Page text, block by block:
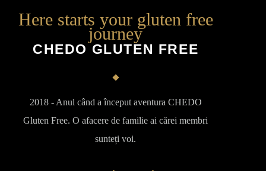
Here starts your gluten free
journey
CHEDO GLUTEN FREE
2018 - Anul când a început aventura CHEDO
Gluten Free. O afacere de familie ai cărei membri
sunteți voi.